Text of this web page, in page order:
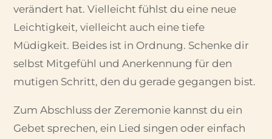
verändert hat. Vielleicht fühlst du eine neue
Leichtigkeit, vielleicht auch eine tiefe
Müdigkeit. Beides ist in Ordnung. Schenke dir
selbst Mitgefühl und Anerkennung für den
mutigen Schritt, den du gerade gegangen bist.
Zum Abschluss der Zeremonie kannst du ein
Gebet sprechen, ein Lied singen oder einfach